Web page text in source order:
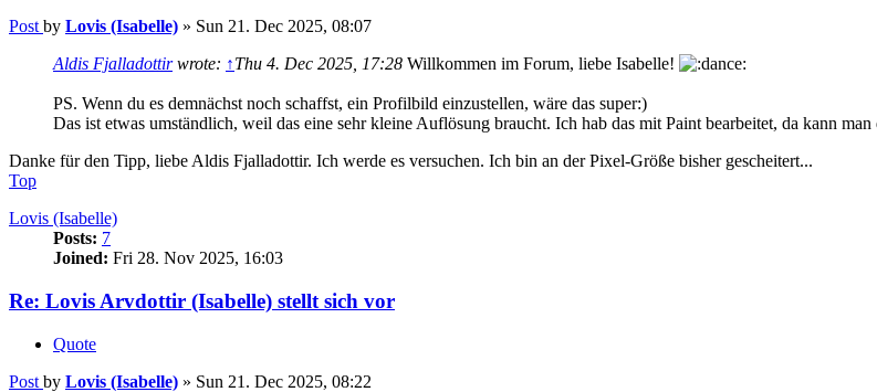
Post by Lovis (Isabelle) » Sun 21. Dec 2025, 08:07
Aldis Fjalladottirwrote: ↑Thu 4. Dec 2025, 17:28 Willkommen im Forum, liebe Isabelle!
PS. Wenn du es demnächst noch schaffst, ein Profilbild einzustellen, wäre das super:)
Das ist etwas umständlich, weil das eine sehr kleine Auflösung braucht. Ich hab das mit Paint bearbeitet, da kann
Danke für den Tipp, liebe Aldis Fjalladottir. Ich werde es versuchen. Ich bin an der Pixel-Größe bisher gescheitert...
Top
Lovis (Isabelle)
Posts: 7
Joined: Fri 28. Nov 2025, 16:03
Re: Lovis Arvdottir (Isabelle) stellt sich vor
Quote
Post by Lovis (Isabelle) » Sun 21. Dec 2025, 08:22